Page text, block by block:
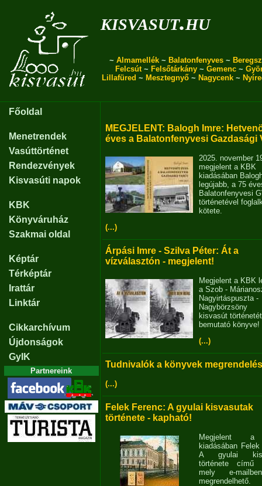
kisvasut.hu
~ Almamellék ~ Balatonfenyves ~
Felcsút~ Felsőtárkány ~ Gemenc ~
Lillafüred ~ Mesztegnyő ~ Nagycenk ~
Főoldal
Menetrendek
Vasúttörténet
Rendezvények
Kisvasúti napok
KBK
Könyváruház
Szakmai oldal
Képtár
Térképtár
Irattár
Linktár
Cikkarchívum
Újdonságok
GyIK
Partnereink
MEGJELENT: Balogh Imre:
éves a Balatonfenyvesi Gazdasági
2025. november
megjelent a KBK
kiadásában
legújabb, a 75
Balatonfenyvesi
történetével
kötete.
(...)
Árpási Imre - Szilva Péter: Át a
vízválasztón - megjelent!
Megjelent a KBK
a Szob -
Nagyirtáspuszta -
Nagybörzsöny
kisvasút történetét
bemutató könyve!
(...)
Tudnivalók a könyvek
(...)
Felek Ferenc: A gyulai kisvasutak
története - kapható!
Megjelent
kiadásában
A gyulai
története című
mely e-
megrendelhető.